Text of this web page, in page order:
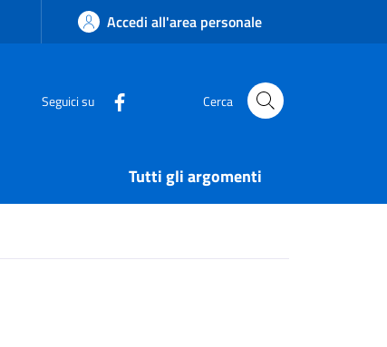
Accedi all'area personale
Seguici su Cerca
Tutti gli argomenti